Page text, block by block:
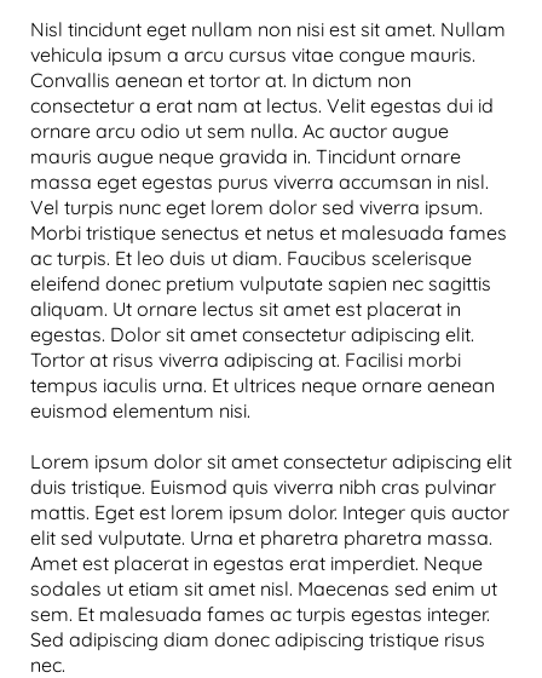
Nisl tincidunt eget nullam non nisi est sit amet. Nullam
vehicula ipsum a arcu cursus vitae congue mauris.
Convallis aenean et tortor at. In dictum non
consectetur a erat nam at lectus. Velit egestas dui id
ornare arcu odio ut sem nulla. Ac auctor augue
mauris augue neque gravida in. Tincidunt ornare
massa eget egestas purus viverra accumsan in nisl.
Vel turpis nunc eget lorem dolor sed viverra ipsum.
Morbi tristique senectus et netus et malesuada fames
ac turpis. Et leo duis ut diam. Faucibus scelerisque
eleifend donec pretium vulputate sapien nec sagittis
aliquam. Ut ornare lectus sit amet est placerat in
egestas. Dolor sit amet consectetur adipiscing elit.
Tortor at risus viverra adipiscing at. Facilisi morbi
tempus iaculis urna. Et ultrices neque ornare aenean
euismod elementum nisi.
Lorem ipsum dolor sit amet consectetur adipiscing elit
duis tristique. Euismod quis viverra nibh cras pulvinar
mattis. Eget est lorem ipsum dolor. Integer quis auctor
elit sed vulputate. Urna et pharetra pharetra massa.
Amet est placerat in egestas erat imperdiet. Neque
sodales ut etiam sit amet nisl. Maecenas sed enim ut
sem. Et malesuada fames ac turpis egestas integer.
Sed adipiscing diam donec adipiscing tristique risus
nec.